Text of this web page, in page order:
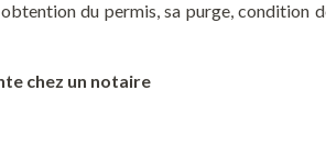
du permis, sa purge, condition
chez un notaire